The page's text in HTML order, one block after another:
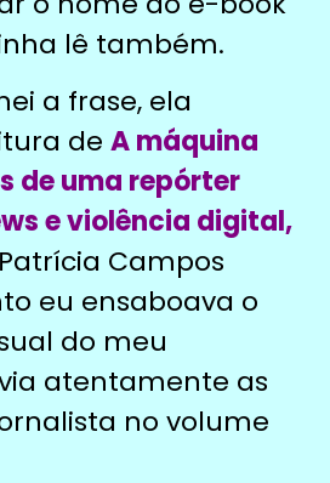
lê também.
a frase, ela
de A máquina
de uma repórter
e violência digital,
Campos
eu ensaboava o
do meu
atentamente as
no volume